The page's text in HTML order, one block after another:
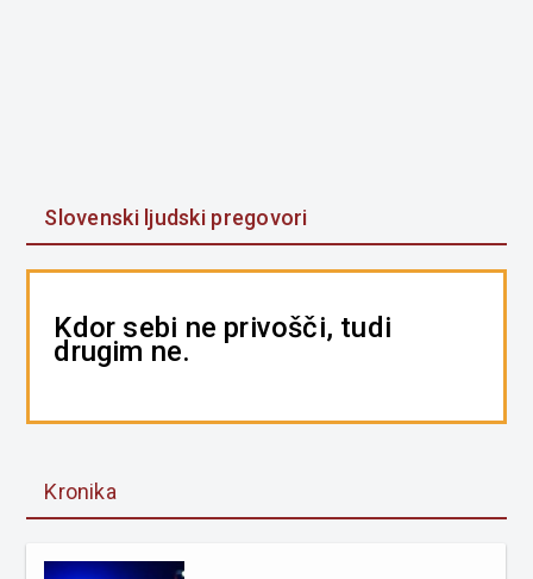
Slovenski ljudski pregovori
Kdor sebi ne privošči, tudi
drugim ne.
Kronika